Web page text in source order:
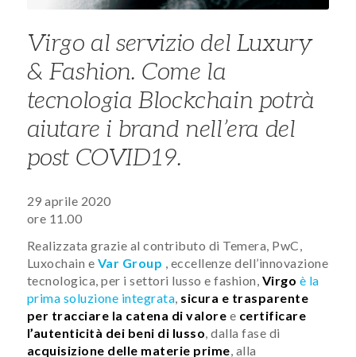
Virgo al servizio del Luxury
& Fashion. Come la
tecnologia Blockchain potrà
aiutare i brand nell’era del
post COVID19.
29 aprile 2020
ore 11.00
Realizzata grazie al contributo di Temera, PwC,
Luxochain e Var Group , eccellenze dell’innovazione
tecnologica, per i settori lusso e fashion, Virgo è la
prima soluzione integrata, sicura e trasparente
per tracciare la catena di valore e certificare
l’autenticità dei beni di lusso, dalla fase di
acquisizione delle materie prime, alla